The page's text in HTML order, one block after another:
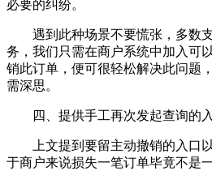
必要的纠纷。
遇到此种场景不要慌张，多数支
务，我们只需在商户系统中加入可
销此订单，便可很轻松解决此问题
需深思。
四、提供手工再次发起查询的
上文提到要留主动撤销的入口以
于商户来说损失一笔订单毕竟不是